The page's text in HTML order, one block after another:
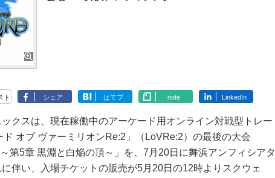
ト シェア はてブ note LinkedIn
クスは、現在稼働中のアーケード用オンライン対戦型トレー
ド オブ ヴァーミリオンRe:2」（LoVRe:2）の最後の大会
～第5章 黒淵と白焔の頂～」を、7月20日に舞浜アンフィシアタ
伴い、入場チケットの販売が5月20日の12時よりスクウェ